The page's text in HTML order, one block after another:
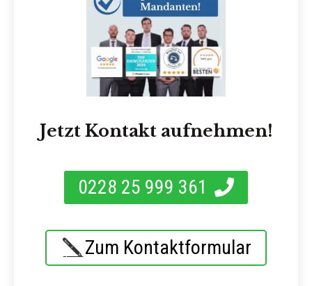
Jetzt Kontakt aufnehmen!
0228 25 999 361
Zum Kontaktformular